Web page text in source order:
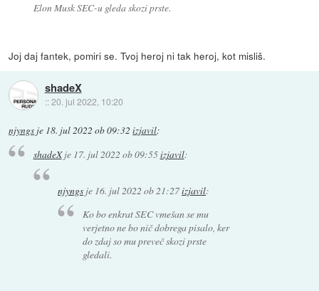
Elon Musk SEC-u gleda skozi prste.
Joj daj fantek, pomiri se. Tvoj heroj ni tak heroj, kot misliš.
shadeX
::20. jul 2022, 10:20
njyngs je 18. jul 2022 ob 09:32 izjavil:
shadeXje 17. jul 2022 ob 09:55izjavil:
njyngs je 16. jul 2022 ob 21:27izjavil:
Ko bo enkrat SEC vmešan se mu
verjetno ne bo nič dobrega pisalo, ker
do zdaj so mu preveč skozi prste
gledali.